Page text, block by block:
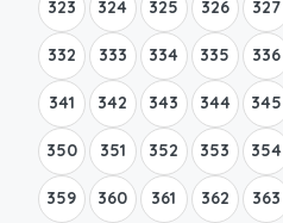
323 324 325 326 327
332 333 334 335 336
341 342 343 344 345
350 351 352 353 354
359 360 361 362 363